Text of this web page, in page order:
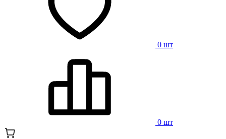
0 шт
0 шт